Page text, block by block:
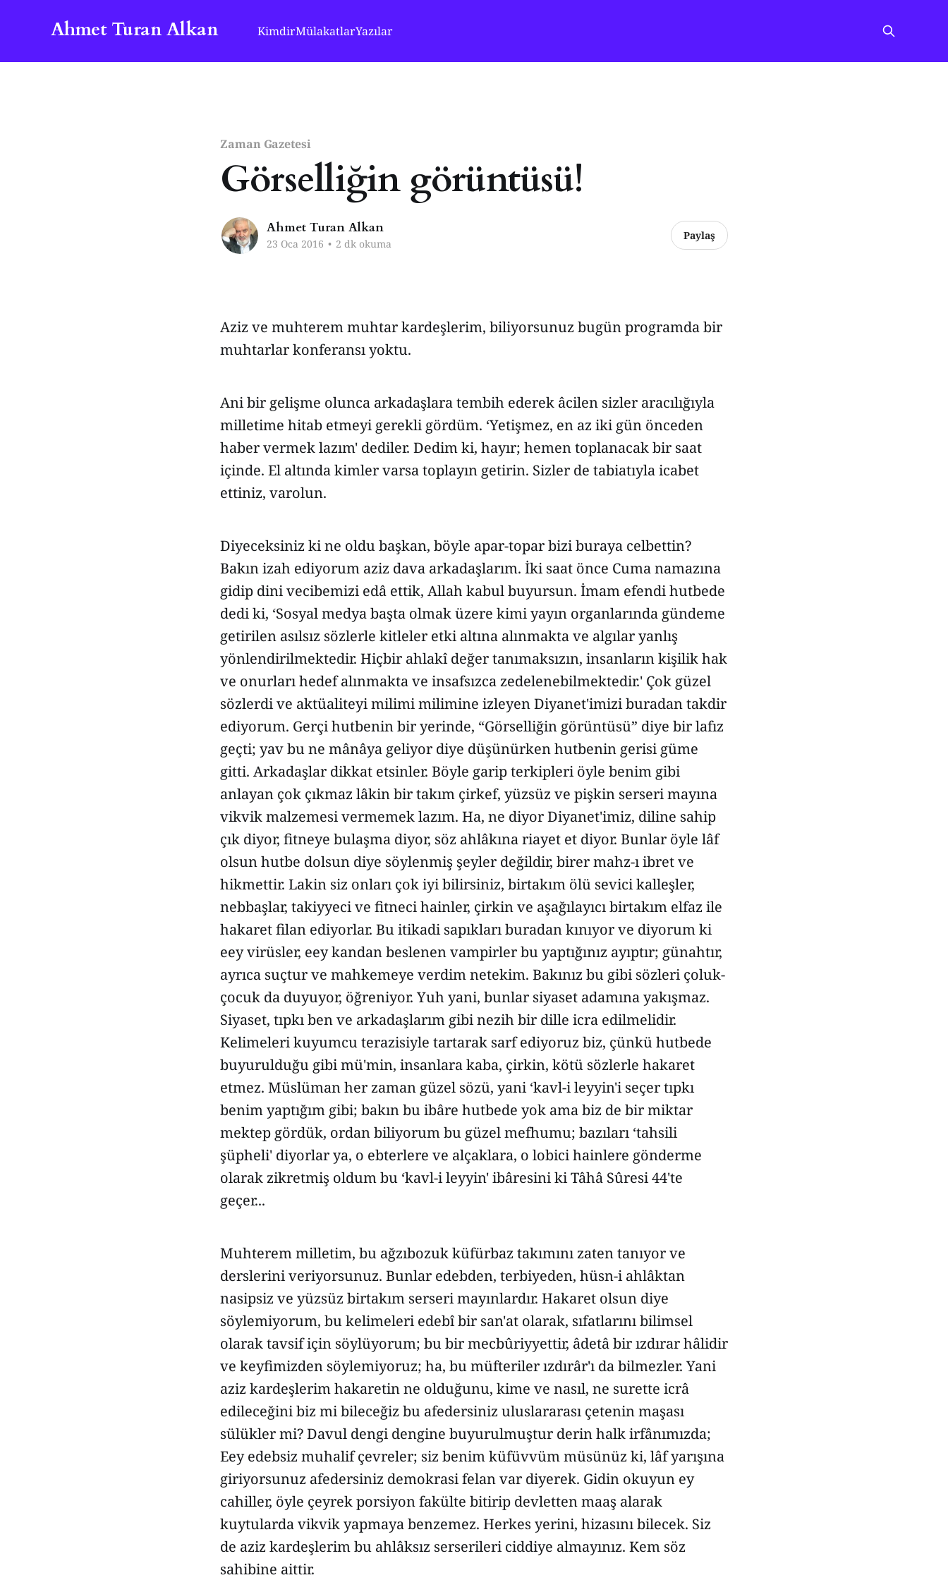
Ahmet Turan Alkan KimdirMülakatlarYazılar
Zaman Gazetesi
Görselliğin görüntüsü!
Ahmet Turan Alkan
23 Oca 2016 • 2 dk okuma
Paylaş
Aziz ve muhterem muhtar kardeşlerim, biliyorsunuz bugün programda bir
muhtarlar konferansı yoktu.
Ani bir gelişme olunca arkadaşlara tembih ederek âcilen sizler aracılığıyla
milletime hitab etmeyi gerekli gördüm. ‘Yetişmez, en az iki gün önceden
haber vermek lazım' dediler. Dedim ki, hayır; hemen toplanacak bir saat
içinde. El altında kimler varsa toplayın getirin. Sizler de tabiatıyla icabet
ettiniz, varolun.
Diyeceksiniz ki ne oldu başkan, böyle apar-topar bizi buraya celbettin?
Bakın izah ediyorum aziz dava arkadaşlarım. İki saat önce Cuma namazına
gidip dini vecibemizi edâ ettik, Allah kabul buyursun. İmam efendi hutbede
dedi ki, ‘Sosyal medya başta olmak üzere kimi yayın organlarında gündeme
getirilen asılsız sözlerle kitleler etki altına alınmakta ve algılar yanlış
yönlendirilmektedir. Hiçbir ahlakî değer tanımaksızın, insanların kişilik hak
ve onurları hedef alınmakta ve insafsızca zedelenebilmektedir.' Çok güzel
sözlerdi ve aktüaliteyi milimi milimine izleyen Diyanet'imizi buradan takdir
ediyorum. Gerçi hutbenin bir yerinde, “Görselliğin görüntüsü” diye bir lafız
geçti; yav bu ne mânâya geliyor diye düşünürken hutbenin gerisi güme
gitti. Arkadaşlar dikkat etsinler. Böyle garip terkipleri öyle benim gibi
anlayan çok çıkmaz lâkin bir takım çirkef, yüzsüz ve pişkin serseri mayına
vikvik malzemesi vermemek lazım. Ha, ne diyor Diyanet'imiz, diline sahip
çık diyor, fitneye bulaşma diyor, söz ahlâkına riayet et diyor. Bunlar öyle lâf
olsun hutbe dolsun diye söylenmiş şeyler değildir, birer mahz-ı ibret ve
hikmettir. Lakin siz onları çok iyi bilirsiniz, birtakım ölü sevici kalleşler,
nebbaşlar, takiyyeci ve fitneci hainler, çirkin ve aşağılayıcı birtakım elfaz ile
hakaret filan ediyorlar. Bu itikadi sapıkları buradan kınıyor ve diyorum ki
eey virüsler, eey kandan beslenen vampirler bu yaptığınız ayıptır; günahtır,
ayrıca suçtur ve mahkemeye verdim netekim. Bakınız bu gibi sözleri çoluk-
çocuk da duyuyor, öğreniyor. Yuh yani, bunlar siyaset adamına yakışmaz.
Siyaset, tıpkı ben ve arkadaşlarım gibi nezih bir dille icra edilmelidir.
Kelimeleri kuyumcu terazisiyle tartarak sarf ediyoruz biz, çünkü hutbede
buyurulduğu gibi mü'min, insanlara kaba, çirkin, kötü sözlerle hakaret
etmez. Müslüman her zaman güzel sözü, yani ‘kavl-i leyyin'i seçer tıpkı
benim yaptığım gibi; bakın bu ibâre hutbede yok ama biz de bir miktar
mektep gördük, ordan biliyorum bu güzel mefhumu; bazıları ‘tahsili
şüpheli' diyorlar ya, o ebterlere ve alçaklara, o lobici hainlere gönderme
olarak zikretmiş oldum bu ‘kavl-i leyyin' ibâresini ki Tâhâ Sûresi 44'te
geçer...
Muhterem milletim, bu ağzıbozuk küfürbaz takımını zaten tanıyor ve
derslerini veriyorsunuz. Bunlar edebden, terbiyeden, hüsn-i ahlâktan
nasipsiz ve yüzsüz birtakım serseri mayınlardır. Hakaret olsun diye
söylemiyorum, bu kelimeleri edebî bir san'at olarak, sıfatlarını bilimsel
olarak tavsif için söylüyorum; bu bir mecbûriyyettir, âdetâ bir ızdırar hâlidir
ve keyfimizden söylemiyoruz; ha, bu müfteriler ızdırâr'ı da bilmezler. Yani
aziz kardeşlerim hakaretin ne olduğunu, kime ve nasıl, ne surette icrâ
edileceğini biz mi bileceğiz bu afedersiniz uluslararası çetenin maşası
sülükler mi? Davul dengi dengine buyurulmuştur derin halk irfânımızda;
Eey edebsiz muhalif çevreler; siz benim küfüvvüm müsünüz ki, lâf yarışına
giriyorsunuz afedersiniz demokrasi felan var diyerek. Gidin okuyun ey
cahiller, öyle çeyrek porsiyon fakülte bitirip devletten maaş alarak
kuytularda vikvik yapmaya benzemez. Herkes yerini, hizasını bilecek. Siz
de aziz kardeşlerim bu ahlâksız serserileri ciddiye almayınız. Kem söz
sahibine aittir.